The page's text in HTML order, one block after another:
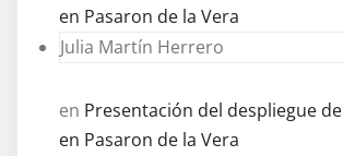
en Pasaron de la Vera
Julia Martín Herrero
en Presentación del despliegue
en Pasaron de la Vera